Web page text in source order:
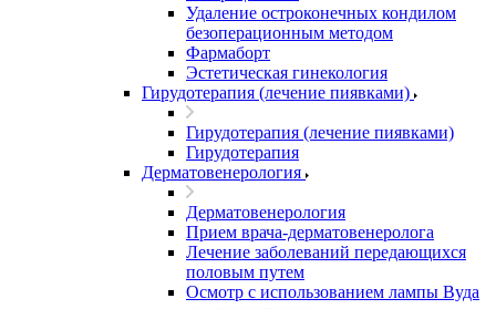
Удаление остроконечных кондилом
безоперационным методом
Фармаборт
Эстетическая гинекология
Гирудотерапия (лечение пиявками)
Гирудотерапия (лечение пиявками)
Гирудотерапия
Дерматовенерология
Дерматовенерология
Прием врача-дерматовенеролога
Лечение заболеваний передающихся
половым путем
Осмотр с использованием лампы Вуда